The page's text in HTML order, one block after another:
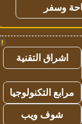
وسفر
!
اشراق التقنية
مرابع التكنولوجيا
شوف ويب